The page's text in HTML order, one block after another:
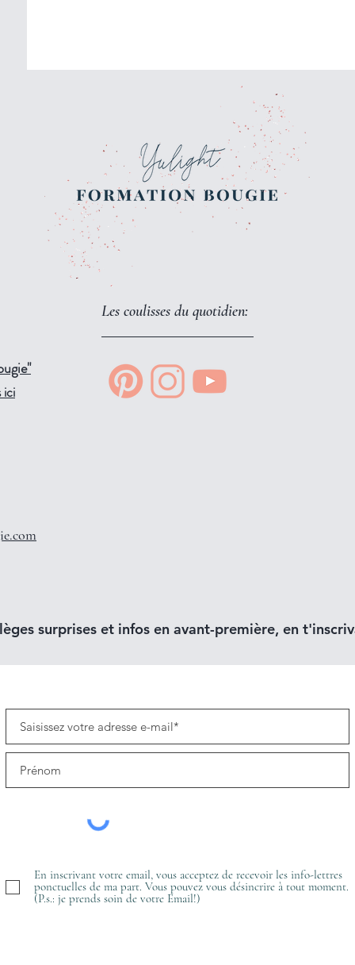
Les coulisses du quotidien:
ici
surprises et infos en avant-première, en
En inscrivant votre email, vous acceptez de recevoir les info-lettres
ponctuelles de ma part. Vous pouvez vous désincrire à tout moment.
(P.s.: je prends soin de votre Email!)